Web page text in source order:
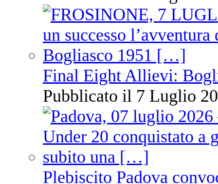
Final Eight Allievi:
Pubblicato il 7 Luglio
Plebiscito Padova